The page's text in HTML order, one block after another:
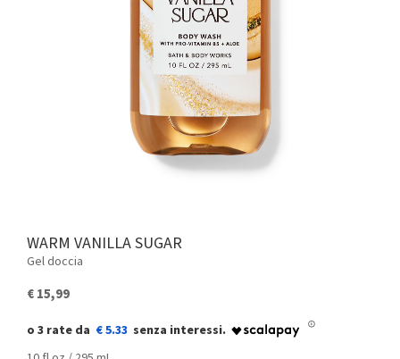
WARM VANILLA SUGAR
Gel doccia
€ 15,99
€ 5.33